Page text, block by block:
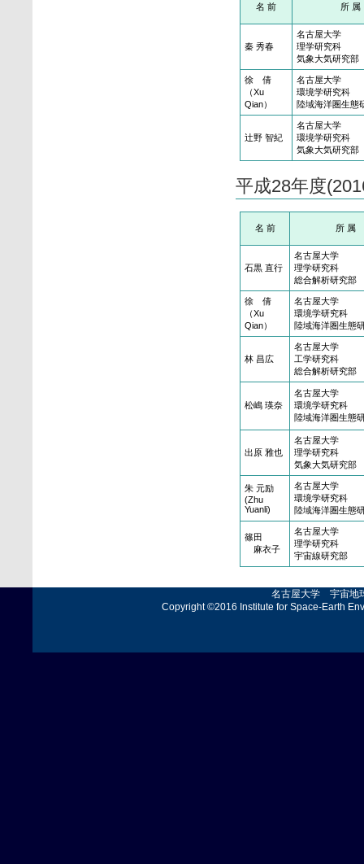
名 前 所 属
秦 秀春
名古屋大学
理学研究科
気象大気研究部
徐 倩
（Xu
Qian）
名古屋大学
環境学研究科
陸域海洋圏生態
辻野 智紀
名古屋大学
環境学研究科
気象大気研究部
平成28年度
名 前 所 属
石黒 直行
名古屋大学
理学研究科
総合解析研究部
徐 倩
（Xu
Qian）
名古屋大学
環境学研究科
陸域海洋圏生態
林 昌広
名古屋大学
工学研究科
総合解析研究部
松嶋 瑛奈
名古屋大学
環境学研究科
陸域海洋圏生態
出原 雅也
名古屋大学
理学研究科
気象大気研究部
朱 元励
(Zhu
Yuanli)
名古屋大学
環境学研究科
陸域海洋圏生態
篠田
麻衣子
名古屋大学
理学研究科
宇宙線研究部
名古屋大学 宇宙地
Copyright ©2016 Institute for Space-Earth